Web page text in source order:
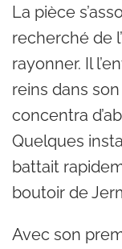
La pièce
recherché de
rayonner. Il
reins dans
concentra
Quelques
battait
boutoir de
Avec son